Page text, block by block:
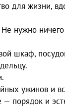
для жизни,
нужно
шкаф,
ужинов и
порядок и